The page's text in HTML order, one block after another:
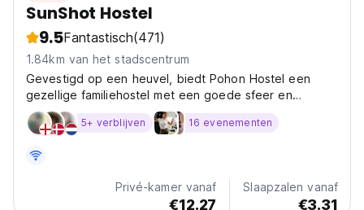
SunShot Hostel
9.5Fantastisch(471)
1.84km van het stadscentrum
Gevestigd op een heuvel, biedt Pohon Hostel een
gezellige familiehostel met een goede sfeer en
atmosfeer.
5+ verblijven 16 evenementen
Privé-kamer vanaf
€12.27
Slaapzalen vanaf
€3.31